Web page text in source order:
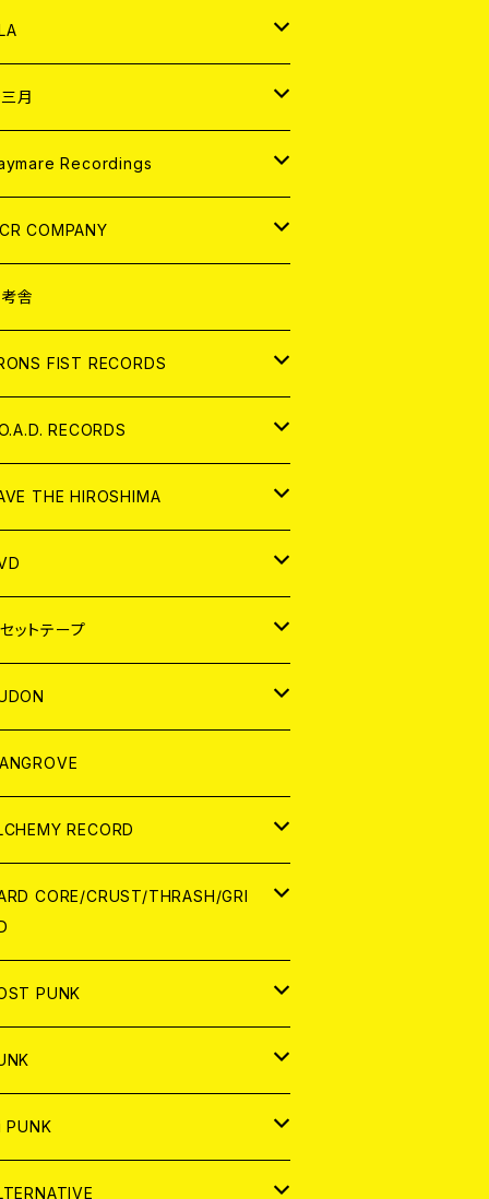
CONTENTS
ログ
レル
月
Recordings
COMPANY
レル
舎
FIST RECORDS
RECORDS
THE HIROSHIMA
レル
ットテープ
レル
ログ
CONTENTS
RECORD
CORE/CRUST/THRASH/GRI
PUNK
PUNK